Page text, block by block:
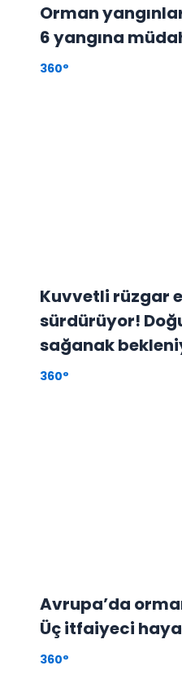
Orman
6 yangına
360°
Kuvvetli rüzgar
sürdürüyor!
sağanak
360°
Avrupa’da
Üç itfaiyeci
360°